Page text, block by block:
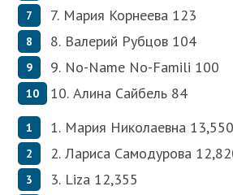
7.Мария Корнеева 123
8.Валерий Рубцов 104
9.No-Name No-Famili 100
10.Алина Сайбель 84
1.Мария Николаевна 13,550
2.Лариса Самодурова
3.Liza 12,355